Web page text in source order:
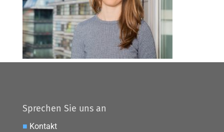
Sprechen Sie uns an
■ Kontakt